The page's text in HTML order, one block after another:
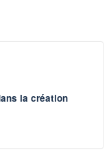
la création